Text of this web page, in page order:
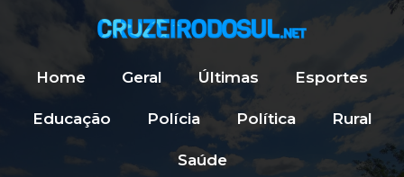
Home Geral Últimas Esportes
Educação Polícia Política Rural
Saúde